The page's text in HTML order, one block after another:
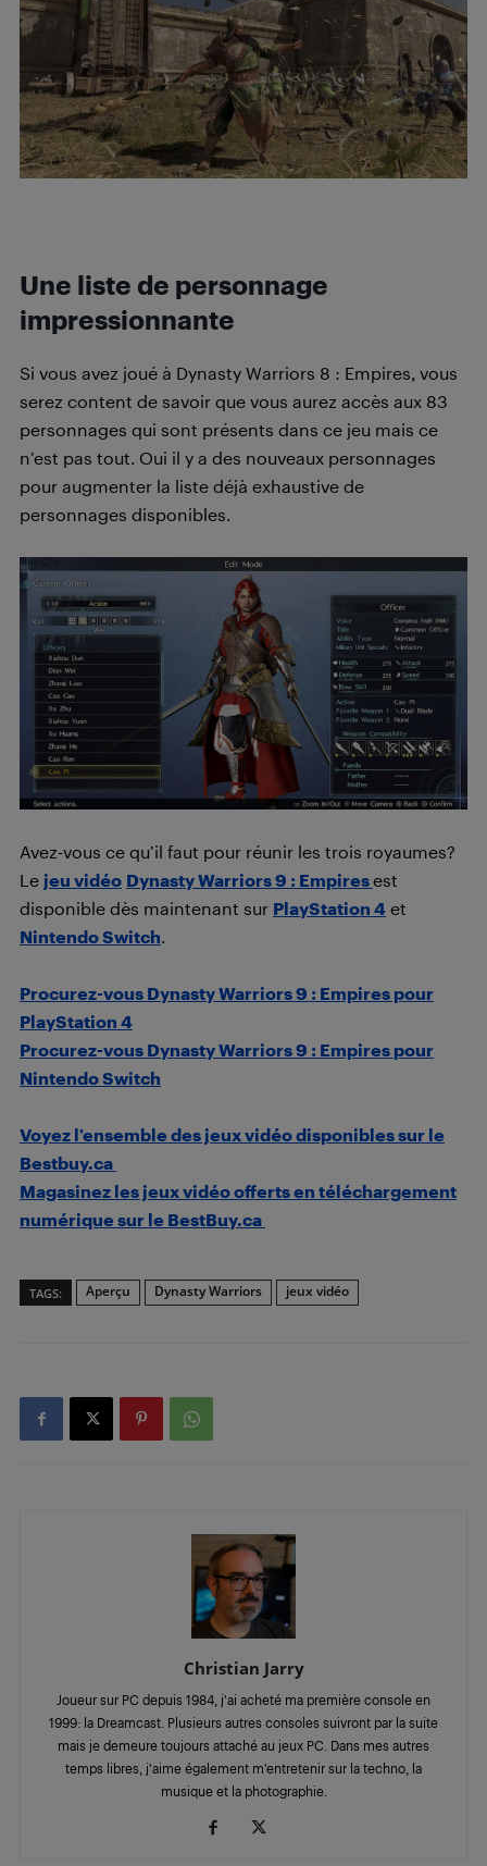
Une liste de personnage
impressionnante
Si vous avez joué à Dynasty Warriors 8 : Empires, vous
serez content de savoir que vous aurez accès aux 83
personnages qui sont présents dans ce jeu mais ce
n’est pas tout. Oui il y a des nouveaux personnages
pour augmenter la liste déjà exhaustive de
personnages disponibles.
Avez-vous ce qu’il faut pour réunir les trois royaumes?
Le jeu vidéo Dynasty Warriors 9 : Empiresest
disponible dès maintenant sur PlayStation 4 et
Nintendo Switch.
Procurez-vous Dynasty Warriors 9 : Empires pour
PlayStation 4
Procurez-vous Dynasty Warriors 9 : Empires pour
Nintendo Switch
Voyez l’ensemble des jeux vidéo disponibles sur le
Bestbuy.ca
Magasinez les jeux vidéo offerts en téléchargement
numérique sur le BestBuy.ca
TAGS: Aperçu Dynasty Warriors jeux vidéo
Christian Jarry
Joueur sur PC depuis 1984, j'ai acheté ma première console en
1999: la Dreamcast. Plusieurs autres consoles suivront par la suite
mais je demeure toujours attaché au jeux PC. Dans mes autres
temps libres, j'aime également m'entretenir sur la techno, la
musique et la photographie.